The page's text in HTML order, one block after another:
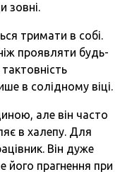
зовні.
тримати в собі.
проявляти будь-
тактовність
в солідному віці.
але він часто
в халепу. Для
Він дуже
його прагнення при